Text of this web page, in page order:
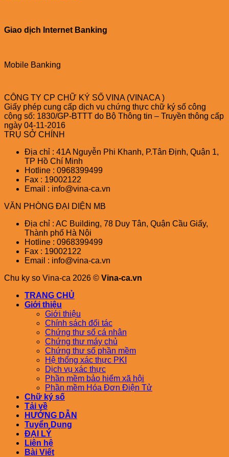
Giao dịch Internet Banking
Mobile Banking
CÔNG TY CP CHỮ KÝ SỐ VINA (VINACA )
Giấy phép cung cấp dịch vụ chứng thực chữ ký số công
cộng số: 1830/GP-BTTT do Bộ Thông tin – Truyền thông cấp
ngày 04-11-2016
TRỤ SỞ CHÍNH
Địa chỉ : 41A Nguyễn Phi Khanh, P.Tân Định, Quận 1,
TP Hồ Chí Minh
Hotline : 0968399499
Fax : 19002122
Email : info@vina-ca.vn
VĂN PHÒNG ĐẠI DIỆN MB
Địa chỉ : AC Building, 78 Duy Tân, Quận Cầu Giấy,
Thành phố Hà Nội
Hotline : 0968399499
Fax : 19002122
Email : info@vina-ca.vn
Chu ky so Vina-ca 2026 © Vina-ca.vn
TRANG CHỦ
Giới thiệu
Giới thiệu
Chính sách đối tác
Chứng thư số cá nhân
Chứng thư máy chủ
Chứng thư số phần mềm
Hệ thống xác thực PKI
Dịch vụ xác thực
Phần mềm bảo hiểm xã hội
Phần mềm Hóa Đơn Điện Tử
Chữ ký số
Tải về
HƯỚNG DẪN
Tuyển Dụng
ĐẠI LÝ
Liên hệ
Bài Viết